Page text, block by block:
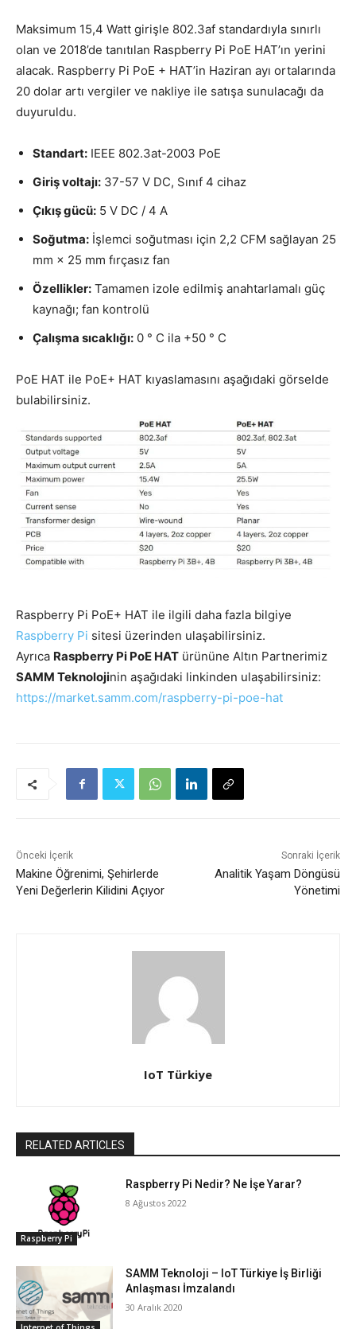
Maksimum 15,4 Watt girişle 802.3af standardıyla sınırlı
olan ve 2018’de tanıtılan Raspberry Pi PoE HAT’ın yerini
alacak. Raspberry Pi PoE + HAT’in Haziran ayı ortalarında
20 dolar artı vergiler ve nakliye ile satışa sunulacağı da
duyuruldu.
Standart: IEEE 802.3at-2003 PoE
Giriş voltajı: 37-57 V DC, Sınıf 4 cihaz
Çıkış gücü: 5 V DC / 4 A
Soğutma: İşlemci soğutması için 2,2 CFM sağlayan 25
mm × 25 mm fırçasız fan
Özellikler: Tamamen izole edilmiş anahtarlamalı güç
kaynağı; fan kontrolü
Çalışma sıcaklığı: 0 ° C ila +50 ° C
PoE HAT ile PoE+ HAT kıyaslamasını aşağıdaki görselde
bulabilirsiniz.
Raspberry Pi PoE+ HAT ile ilgili daha fazla bilgiye
Raspberry Pi sitesi üzerinden ulaşabilirsiniz.
Ayrıca Raspberry Pi PoE HAT ürününe Altın Partnerimiz
SAMM Teknolojinin aşağıdaki linkinden ulaşabilirsiniz:
https://market.samm.com/raspberry-pi-poe-hat
Önceki İçerik
Makine Öğrenimi, Şehirlerde
Yeni Değerlerin Kilidini Açıyor
Sonraki İçerik
Analitik Yaşam Döngüsü
Yönetimi
IoT Türkiye
RELATED ARTICLES
Raspberry Pi
Raspberry Pi Nedir? Ne İşe Yarar?
8 Ağustos 2022
SAMM Teknoloji – IoT Türkiye İş Birliği
Anlaşması İmzalandı
30 Aralık 2020